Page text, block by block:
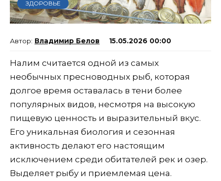
ЗДОРОВЬЕ
Владимир Белов 15.05.2026 00:00
Налим считается одной из самых
необычных пресноводных рыб, которая
долгое время оставалась в тени более
популярных видов, несмотря на высокую
пищевую ценность и выразительный вкус.
Его уникальная биология и сезонная
активность делают его настоящим
исключением среди обитателей рек и озер.
Выделяет рыбу и приемлемая цена.